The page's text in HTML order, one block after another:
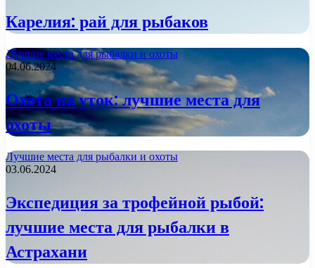
Карелия: рай для рыбаков
Лучшие места для рыбалки и охоты
04.06.2024
Охота на уток: лучшие места для
охоты
Лучшие места для рыбалки и охоты
03.06.2024
Экспедиция за трофейной рыбой:
лучшие места для рыбалки в
Астрахани